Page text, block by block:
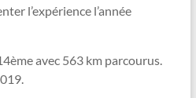
l’expérience l’année
avec 563 km parcourus.